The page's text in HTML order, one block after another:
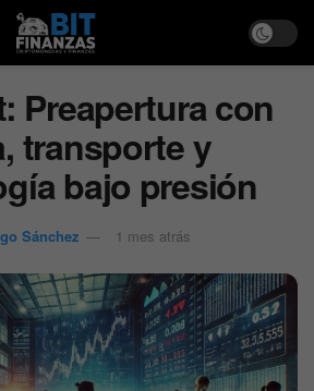
Preapertura con
transporte y
bajo presión
Sánchez 1 mes atrás